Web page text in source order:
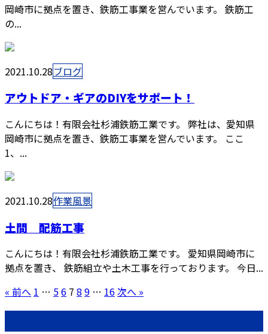
岡崎市に拠点を置き、鉄筋工事業を営んでいます。 鉄筋工
の...
2021.10.28ブログ
アウトドア・ギアのDIYをサポート！
こんにちは！有限会社杉浦鉄筋工業です。 弊社は、愛知県
岡崎市に拠点を置き、鉄筋工事業を営んでいます。 ここ
1、...
2021.10.28作業風景
土間 配筋工事
こんにちは！有限会社杉浦鉄筋工業です。 愛知県岡崎市に
拠点を置き、 鉄筋組立や土木工事を行っております。 今日...
« 前へ 1 … 56 7 8 9 … 16次へ »